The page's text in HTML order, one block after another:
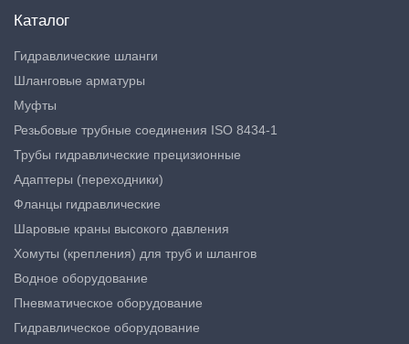
Каталог
Гидравлические шланги
Шланговые арматуры
Муфты
Резьбовые трубные соединения ISO 8434-1
Трубы гидравлические прецизионные
Адаптеры (переходники)
Фланцы гидравлические
Шаровые краны высокого давления
Хомуты (крепления) для труб и шлангов
Водное оборудование
Пневматическое оборудование
Гидравлическое оборудование